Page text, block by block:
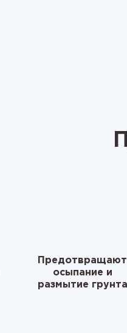
Предотвращают
осыпание и
размытие грунта